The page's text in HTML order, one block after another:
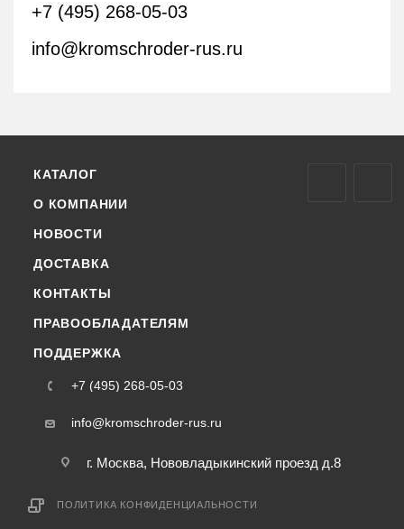
+7 (495) 268-05-03
info@kromschroder-rus.ru
КАТАЛОГ
О КОМПАНИИ
НОВОСТИ
ДОСТАВКА
КОНТАКТЫ
ПРАВООБЛАДАТЕЛЯМ
ПОДДЕРЖКА
+7 (495) 268-05-03
info@kromschroder-rus.ru
г. Москва, Нововладыкинский проезд д.8
ПОЛИТИКА КОНФИДЕНЦИАЛЬНОСТИ